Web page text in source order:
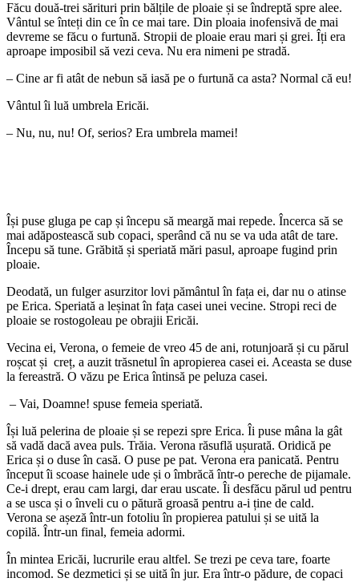
Făcu două-trei sărituri prin bălțile de ploaie și se îndreptă spre alee.
Vântul se înteți din ce în ce mai tare. Din ploaia inofensivă de mai
devreme se făcu o furtună. Stropii de ploaie erau mari și grei. Îți era
aproape imposibil să vezi ceva. Nu era nimeni pe stradă.
– Cine ar fi atât de nebun să iasă pe o furtună ca asta? Normal că eu!
Vântul îi luă umbrela Ericăi.
– Nu, nu, nu! Of, serios? Era umbrela mamei!
Își puse gluga pe cap și începu să meargă mai repede. Încerca să se
mai adăpostească sub copaci, sperând că nu se va uda atât de tare.
Începu să tune. Grăbită și speriată mări pasul, aproape fugind prin
ploaie.
Deodată, un fulger asurzitor lovi pământul în fața ei, dar nu o atinse
pe Erica. Speriată a leșinat în fața casei unei vecine. Stropi reci de
ploaie se rostogoleau pe obrajii Ericăi.
Vecina ei, Verona, o femeie de vreo 45 de ani, rotunjoară și cu părul
roșcat și creț, a auzit trăsnetul în apropierea casei ei. Aceasta se duse
la fereastră. O văzu pe Erica întinsă pe peluza casei.
– Vai, Doamne! spuse femeia speriată.
Își luă pelerina de ploaie și se repezi spre Erica. Îi puse mâna la gât
să vadă dacă avea puls. Trăia. Verona răsuflă ușurată. Oridică pe
Erica și o duse în casă. O puse pe pat. Verona era panicată. Pentru
început îi scoase hainele ude și o îmbrăcă într-o pereche de pijamale.
Ce-i drept, erau cam largi, dar erau uscate. Îi desfăcu părul ud pentru
a se usca și o înveli cu o pătură groasă pentru a-i ține de cald.
Verona se așeză într-un fotoliu în propierea patului și se uită la
copilă. Într-un final, femeia adormi.
În mintea Ericăi, lucrurile erau altfel. Se trezi pe ceva tare, foarte
incomod. Se dezmetici și se uită în jur. Era într-o pădure, de copaci